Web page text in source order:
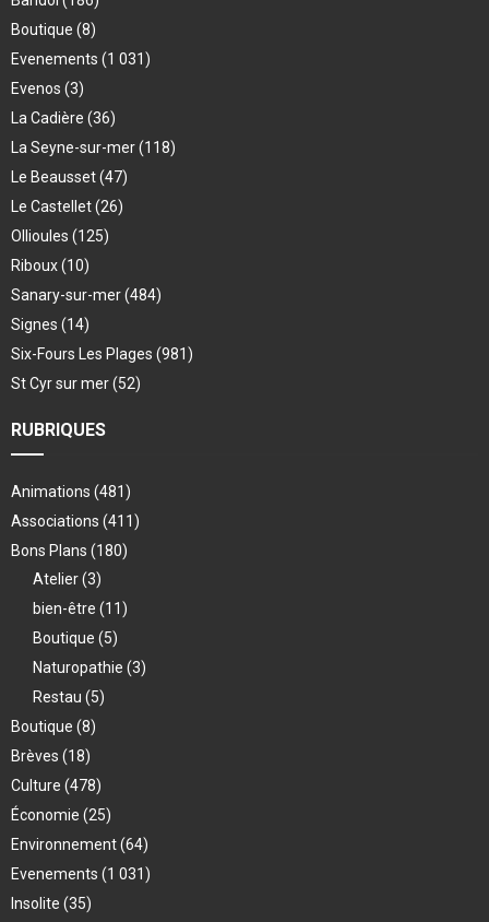
Boutique (8)
Evenements (1 031)
Evenos (3)
La Cadière (36)
La Seyne-sur-mer(118)
Le Beausset(47)
Le Castellet(26)
Ollioules (125)
Riboux(10)
Sanary-sur-mer(484)
Signes (14)
Six-Fours Les Plages (981)
St Cyr sur mer(52)
RUBRIQUES
Animations (481)
Associations (411)
Bons Plans (180)
Atelier(3)
bien-être (11)
Boutique (5)
Naturopathie (3)
Restau (5)
Boutique (8)
Brèves (18)
Culture (478)
Économie (25)
Environnement(64)
Evenements (1 031)
Insolite (35)